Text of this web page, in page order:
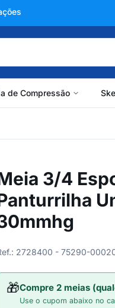
anos
de Compressão
3/4
2728400 - 75290-
🎁Compre 2 meias
Use o cupom abaixo no